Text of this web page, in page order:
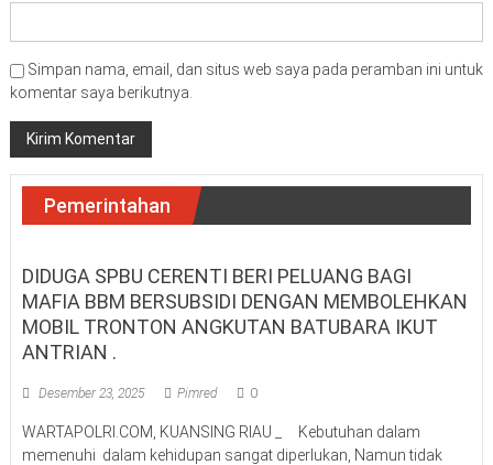
Simpan nama, email, dan situs web saya pada peramban ini untuk
komentar saya berikutnya.
Pemerintahan
DIDUGA SPBU CERENTI BERI PELUANG BAGI
MAFIA BBM BERSUBSIDI DENGAN MEMBOLEHKAN
MOBIL TRONTON ANGKUTAN BATUBARA IKUT
ANTRIAN .
Desember 23, 2025 Pimred 0
WARTAPOLRI.COM, KUANSING RIAU _ Kebutuhan dalam
memenuhi dalam kehidupan sangat diperlukan, Namun tidak